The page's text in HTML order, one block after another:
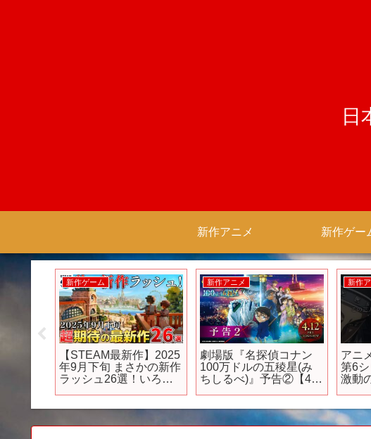
日
新作アニメ 新作ゲー
イヤ
新作ゲーム
【STEAM最新作】2025
年9月下旬 まさかの新作
ラッシュ26選！いろい
【PS/Switch/Xbox】
新作アニメ
劇場版『名探偵コナン
100万ドルの五稜星(み
ちしるべ)』予告②【4月
新作
アニ
第6
激動